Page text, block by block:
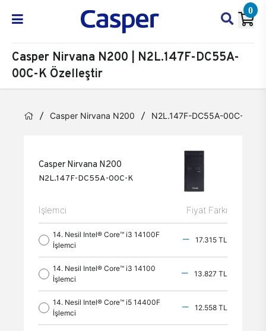
0
Casper Nirvana N200 | N2L.147F-DC55A-
00C-K Özelleştir
Casper Nirvana N200 N2L.147F-DC55A-00C-K
Casper Nirvana N200
N2L.147F-DC55A-00C-K
İşlemci Fiyat Farkı
14. Nesil Intel® Core™ i3 14100F
İşlemci
17.315 TL
14. Nesil Intel® Core™ i3 14100
İşlemci
13.827 TL
14. Nesil Intel® Core™ i5 14400F
İşlemci
12.558 TL